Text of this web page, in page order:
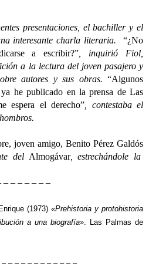
presentaciones, el bachiller y el
interesante charla literaria. “¿No
a escribir?” , inquirió Fiol,
a la lectura del joven pasajero y
autores y sus obras. “Algunos
he publicado en la prensa de Las
espera el derecho” , contestaba el
amigo, Benito Pérez Galdós
del Almogávar, estrechándole la
– – – – – – –
(1973) «Prehistoria y protohistoria
a una biografía». Las Palmas de
– – – – – – – – – – –